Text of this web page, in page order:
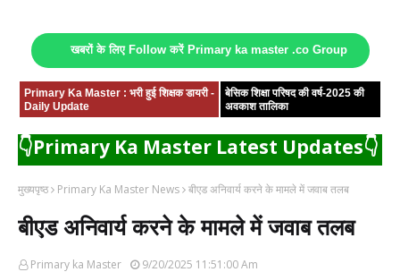
खबरों के लिए Follow करें Primary ka master .co Group
Primary Ka Master : भरी हुई शिक्षक डायरी -
Daily Update
बेसिक शिक्षा परिषद की वर्ष-2025 की
अवकाश तालिका
👇Primary Ka Master Latest Updates👇
मुख्यपृष्ठ Primary Ka Master News बीएड अनिवार्य करने के मामले में जवाब तलब
बीएड अनिवार्य करने के मामले में जवाब तलब
Primary ka Master 9/20/2025 11:51:00 Am